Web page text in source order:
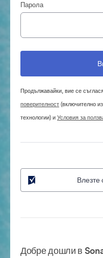
Парола
Продължавайки, вие се
поверителност(включително
технологии) иУсловия за
Влезте
Добре дошли в